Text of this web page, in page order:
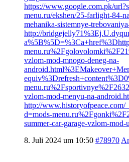
https://www.google.com.pk/
menu.ru/ekshen/25-farlight-84-
mehanika-sistemnye-
http://
vzlom-mod-mnogo-deneg-na-
vzlom-mod-menyu-na-
http://www.historyofpeace.com/
d=mods-
summer-car-garage-vzlom-
8. Juli 2024 um 10:50 #78970